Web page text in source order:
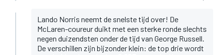
Lando Norris neemt de snelste tijd over! De
McLaren-coureur duikt met een sterke ronde slechts
negen duizendsten onder de tijd van George Russell.
De verschillen zijn bijzonder klein: de top drie wordt